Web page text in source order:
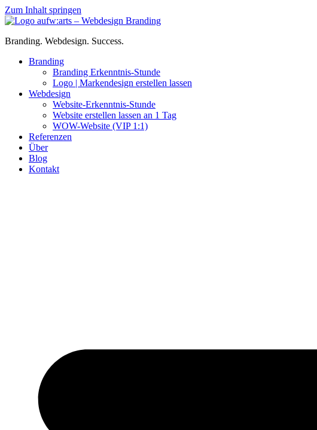
Zum Inhalt springen
Branding. Webdesign. Success.
Branding
Branding Erkenntnis-Stunde
Logo | Markendesign erstellen lassen
Webdesign
Website-Erkenntnis-Stunde
Website erstellen lassen an 1 Tag
WOW-Website (VIP 1:1)
Referenzen
Über
Blog
Kontakt